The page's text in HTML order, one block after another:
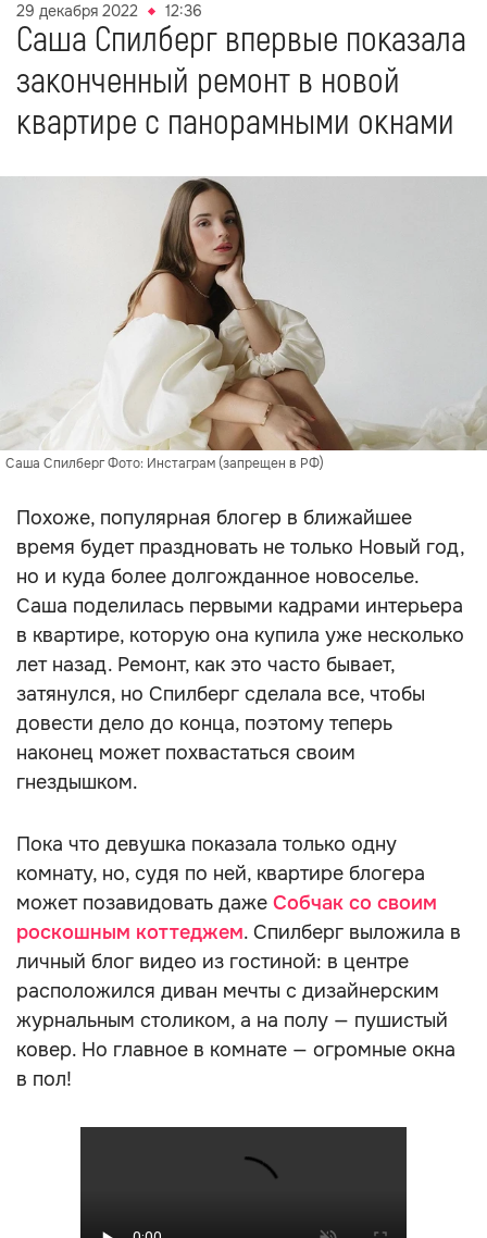
29 декабря 2022 12:36
Саша Спилберг впервые показала
законченный ремонт в новой
квартире с панорамными окнами
Саша Спилберг Фото: Инстаграм (запрещен в РФ)
Похоже, популярная блогер в ближайшее
время будет праздновать не только Новый год,
но и куда более долгожданное новоселье.
Саша поделилась первыми кадрами интерьера
в квартире, которую она купила уже несколько
лет назад. Ремонт, как это часто бывает,
затянулся, но Спилберг сделала все, чтобы
довести дело до конца, поэтому теперь
наконец может похвастаться своим
гнездышком.
Пока что девушка показала только одну
комнату, но, судя по ней, квартире блогера
может позавидовать даже Собчак со своим
роскошным коттеджем. Спилберг выложила в
личный блог видео из гостиной: в центре
расположился диван мечты с дизайнерским
журнальным столиком, а на полу — пушистый
ковер. Но главное в комнате — огромные окна
в пол!